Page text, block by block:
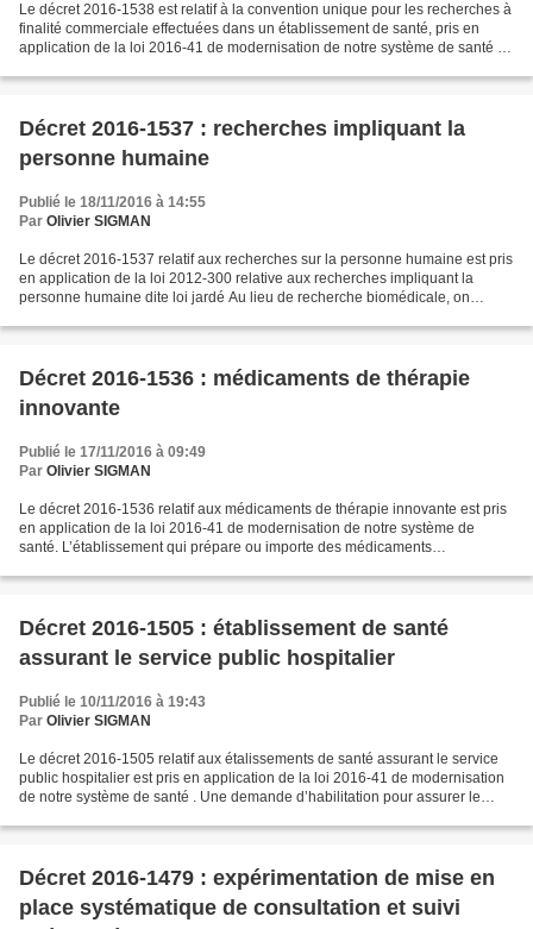
Le décret 2016-1538 est relatif à la convention unique pour les recherches à
finalité commerciale effectuées dans un établissement de santé, pris en
application de la loi 2016-41 de modernisation de notre système de santé .
Décret 2016-1537 : recherches impliquant la
personne humaine
Publié le 18/11/2016 à 14:55
Par Olivier SIGMAN
Le décret 2016-1537 relatif aux recherches sur la personne humaine est pris
en application de la loi 2012-300 relative aux recherches impliquant la
personne humaine dite loi jardé Au lieu de recherche biomédicale, on
Décret 2016-1536 : médicaments de thérapie
innovante
Publié le 17/11/2016 à 09:49
Par Olivier SIGMAN
Le décret 2016-1536 relatif aux médicaments de thérapie innovante est pris
en application de la loi 2016-41 de modernisation de notre système de
santé. L’établissement qui prépare ou importe des médicaments
Décret 2016-1505 : établissement de santé
assurant le service public hospitalier
Publié le 10/11/2016 à 19:43
Par Olivier SIGMAN
Le décret 2016-1505 relatif aux étalissements de santé assurant le service
public hospitalier est pris en application de la loi 2016-41 de modernisation
de notre système de santé . Une demande d’habilitation pour assurer le
Décret 2016-1479 : expérimentation de mise en
place systématique de consultation et suivi